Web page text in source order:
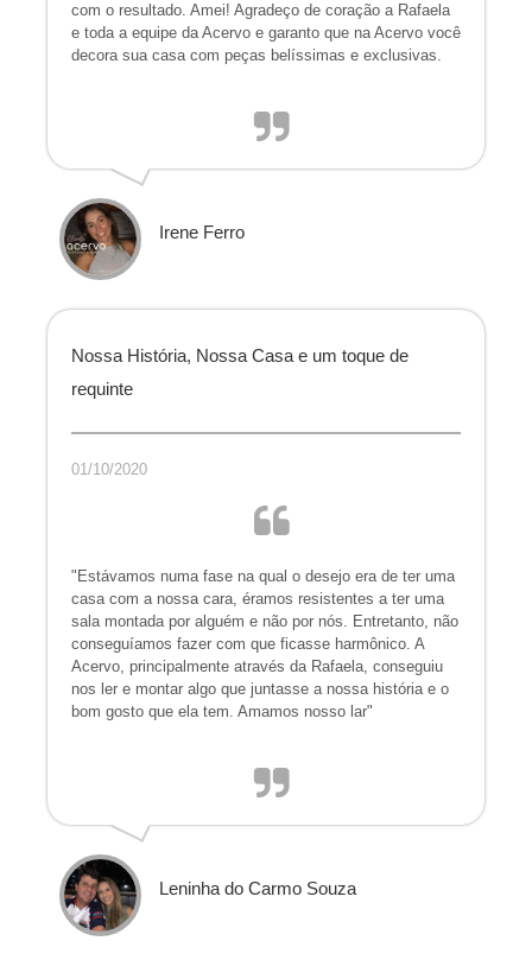
com o resultado. Amei! Agradeço de coração a Rafaela
e toda a equipe da Acervo e garanto que na Acervo você
decora sua casa com peças belíssimas e exclusivas.
Irene Ferro
Nossa História, Nossa Casa e um toque de
requinte
01/10/2020
"Estávamos numa fase na qual o desejo era de ter uma
casa com a nossa cara, éramos resistentes a ter uma
sala montada por alguém e não por nós. Entretanto, não
conseguíamos fazer com que ficasse harmônico. A
Acervo, principalmente através da Rafaela, conseguiu
nos ler e montar algo que juntasse a nossa história e o
bom gosto que ela tem. Amamos nosso lar"
Leninha do Carmo Souza